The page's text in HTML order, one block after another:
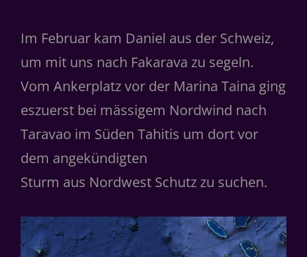
Im Februar kam Daniel aus der Schweiz,
um mit uns nach Fakarava zu segeln.
Vom Ankerplatz vor der Marina Taina ging
eszuerst bei mässigem Nordwind nach
Taravao im Süden Tahitis um dort vor
dem angekündigten
Sturm aus Nordwest Schutz zu suchen.